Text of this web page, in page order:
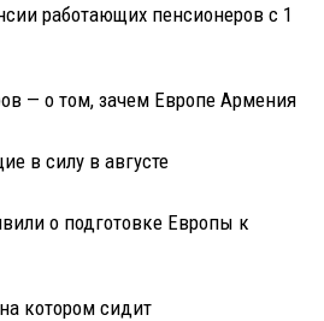
работающих пенсионеров с 1
— о том, зачем Европе Армения
в силу в августе
о подготовке Европы к
котором сидит